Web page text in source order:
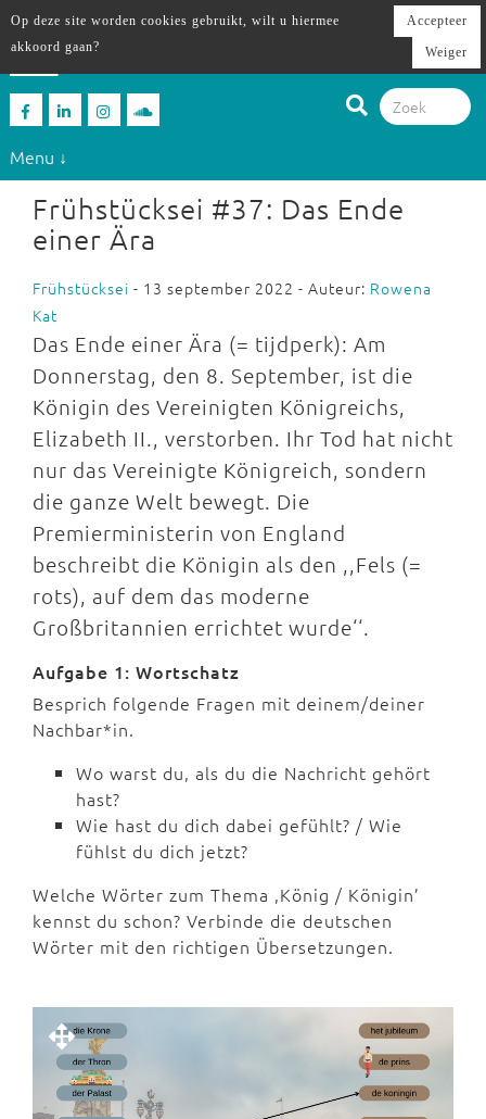
Menu ↓
Frühstücksei #37: Das Ende
einer Ära
Frühstücksei - 13 september 2022 - Auteur: Rowena
Kat
Das Ende einer Ära (= tijdperk): Am
Donnerstag, den 8. September, ist die
Königin des Vereinigten Königreichs,
Elizabeth II., verstorben. Ihr Tod hat nicht
nur das Vereinigte Königreich, sondern
die ganze Welt bewegt. Die
Premierministerin von England
beschreibt die Königin als den ,,Fels (=
rots), auf dem das moderne
Großbritannien errichtet wurde‘‘.
Aufgabe 1: Wortschatz
Besprich folgende Fragen mit deinem/deiner
Nachbar*in.
Wo warst du, als du die Nachricht gehört
hast?
Wie hast du dich dabei gefühlt? / Wie
fühlst du dich jetzt?
Welche Wörter zum Thema ,König / Königin’
kennst du schon? Verbinde die deutschen
Wörter mit den richtigen Übersetzungen.
Op deze site worden cookies gebruikt, wilt u hiermee
akkoord gaan?
Accepteer
Weiger